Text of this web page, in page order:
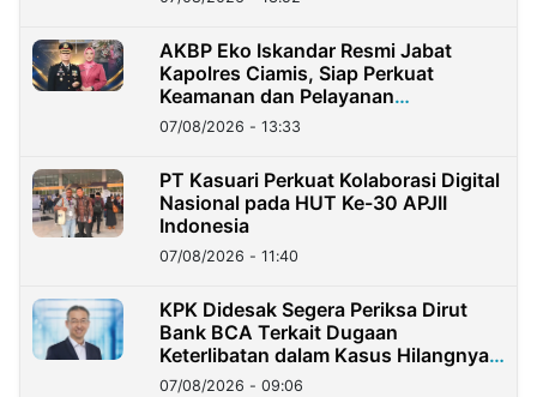
AKBP Eko Iskandar Resmi Jabat
Kapolres Ciamis, Siap Perkuat
Keamanan dan Pelayanan
Masyarakat
07/08/2026 - 13:33
PT Kasuari Perkuat Kolaborasi Digital
Nasional pada HUT Ke-30 APJII
Indonesia
07/08/2026 - 11:40
KPK Didesak Segera Periksa Dirut
Bank BCA Terkait Dugaan
Keterlibatan dalam Kasus Hilangnya
Dana Nasabah Rp2,58 Miliar
07/08/2026 - 09:06